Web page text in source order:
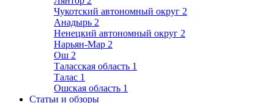
Чукотский автономный округ 2
Анадырь 2
Ненецкий автономный округ 2
Нарьян-Мар 2
Ош 2
Таласская область 1
Талас 1
Ошская область 1
Статьи и обзоры